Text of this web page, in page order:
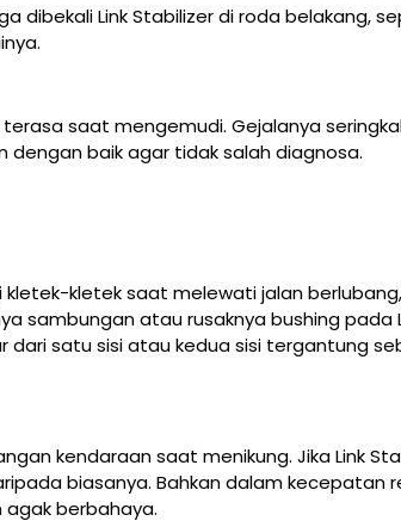
dibekali Link Stabilizer di roda belakang,
saat mengemudi. Gejalanya
dengan baik agar tidak salah diagnosa.
kletek-kletek saat melewati jalan berlubang,
sambungan atau rusaknya bushing pada
dari satu sisi atau kedua sisi tergantung
kendaraan saat menikung. Jika Link
biasanya. Bahkan dalam kecepatan
agak berbahaya.